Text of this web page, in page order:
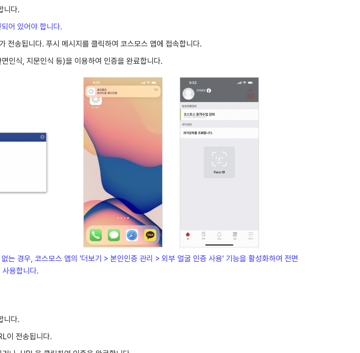
니다.
어 있어야 합니다.
전송됩니다. 푸시 메시지를 클릭하여 코스모스 앱에 접속합니다.
인식, 지문인식 등)을 이용하여 인증을 완료합니다.
는 경우, 코스모스 앱의 '더보기 > 본인인증 관리 > 외부 얼굴 인증 사용' 기능을 활성화하여 전면
용합니다.
니다.
이 전송됩니다.